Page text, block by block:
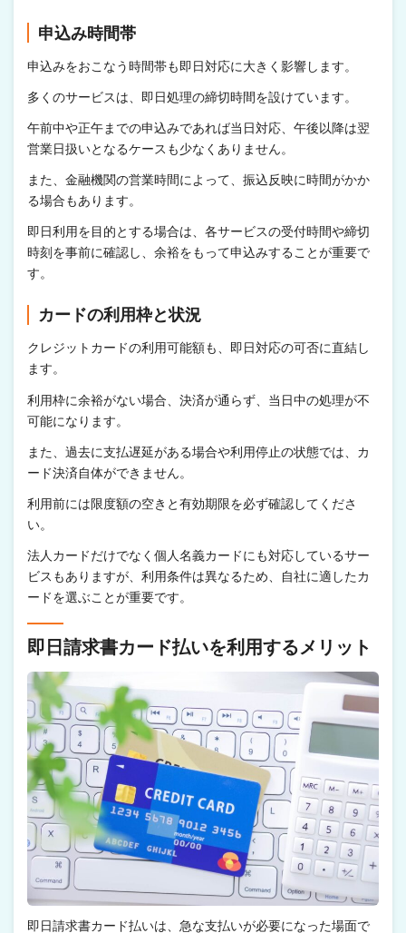
申込み時間帯
申込みをおこなう時間帯も即日対応に大きく影響します。
多くのサービスは、即日処理の締切時間を設けています。
午前中や正午までの申込みであれば当日対応、午後以降は翌
営業日扱いとなるケースも少なくありません。
また、金融機関の営業時間によって、振込反映に時間がかか
る場合もあります。
即日利用を目的とする場合は、各サービスの受付時間や締切
時刻を事前に確認し、余裕をもって申込みすることが重要で
す。
カードの利用枠と状況
クレジットカードの利用可能額も、即日対応の可否に直結し
ます。
利用枠に余裕がない場合、決済が通らず、当日中の処理が不
可能になります。
また、過去に支払遅延がある場合や利用停止の状態では、カ
ード決済自体ができません。
利用前には限度額の空きと有効期限を必ず確認してくださ
い。
法人カードだけでなく個人名義カードにも対応しているサー
ビスもありますが、利用条件は異なるため、自社に適したカ
ードを選ぶことが重要です。
即日請求書カード払いを利用するメリット
即日請求書カード払いは、急な支払いが必要になった場面で